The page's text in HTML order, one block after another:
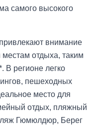
самого высокого
внимание
отдыха, таким
В регионе легко
пешеходных
место для
отдых, пляжный
Гюмюлдюр, Берег